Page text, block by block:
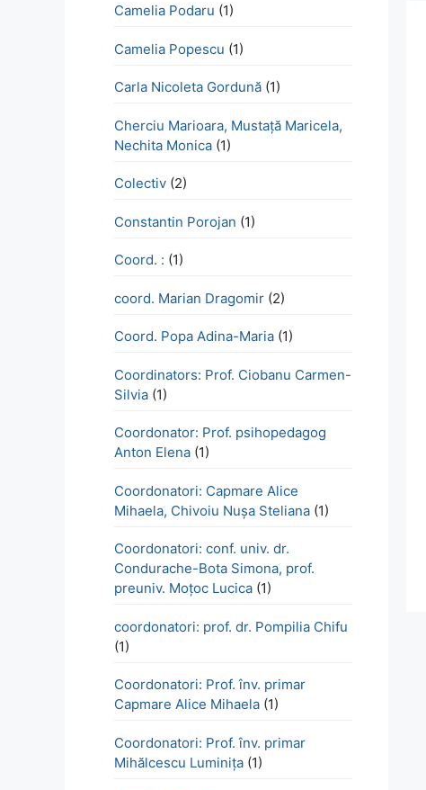
Camelia Podaru (1)
Camelia Popescu (1)
Carla Nicoleta Gordună (1)
Cherciu Marioara, Mustață Maricela,
Nechita Monica (1)
Colectiv (2)
Constantin Porojan (1)
Coord. : (1)
coord. Marian Dragomir (2)
Coord. Popa Adina-Maria (1)
Coordinators: Prof. Ciobanu Carmen-
Silvia (1)
Coordonator: Prof. psihopedagog
Anton Elena (1)
Coordonatori: Capmare Alice
Mihaela, Chivoiu Nușa Steliana (1)
Coordonatori: conf. univ. dr.
Condurache-Bota Simona, prof.
preuniv. Moțoc Lucica (1)
coordonatori: prof. dr. Pompilia Chifu
(1)
Coordonatori: Prof. înv. primar
Capmare Alice Mihaela (1)
Coordonatori: Prof. înv. primar
Mihălcescu Luminița (1)